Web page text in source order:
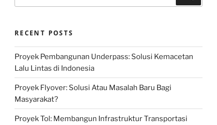
RECENT POSTS
Proyek Pembangunan Underpass: Solusi Kemacetan
Lalu Lintas di Indonesia
Proyek Flyover: Solusi Atau Masalah Baru Bagi
Masyarakat?
Proyek Tol: Membangun Infrastruktur Transportasi